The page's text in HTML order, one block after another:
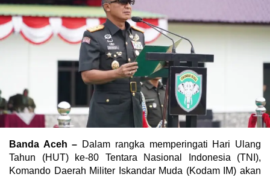
Banda Aceh – Dalam rangka memperingati Hari Ulang
Tahun (HUT) ke-80 Tentara Nasional Indonesia (TNI),
Komando Daerah Militer Iskandar Muda (Kodam IM) akan